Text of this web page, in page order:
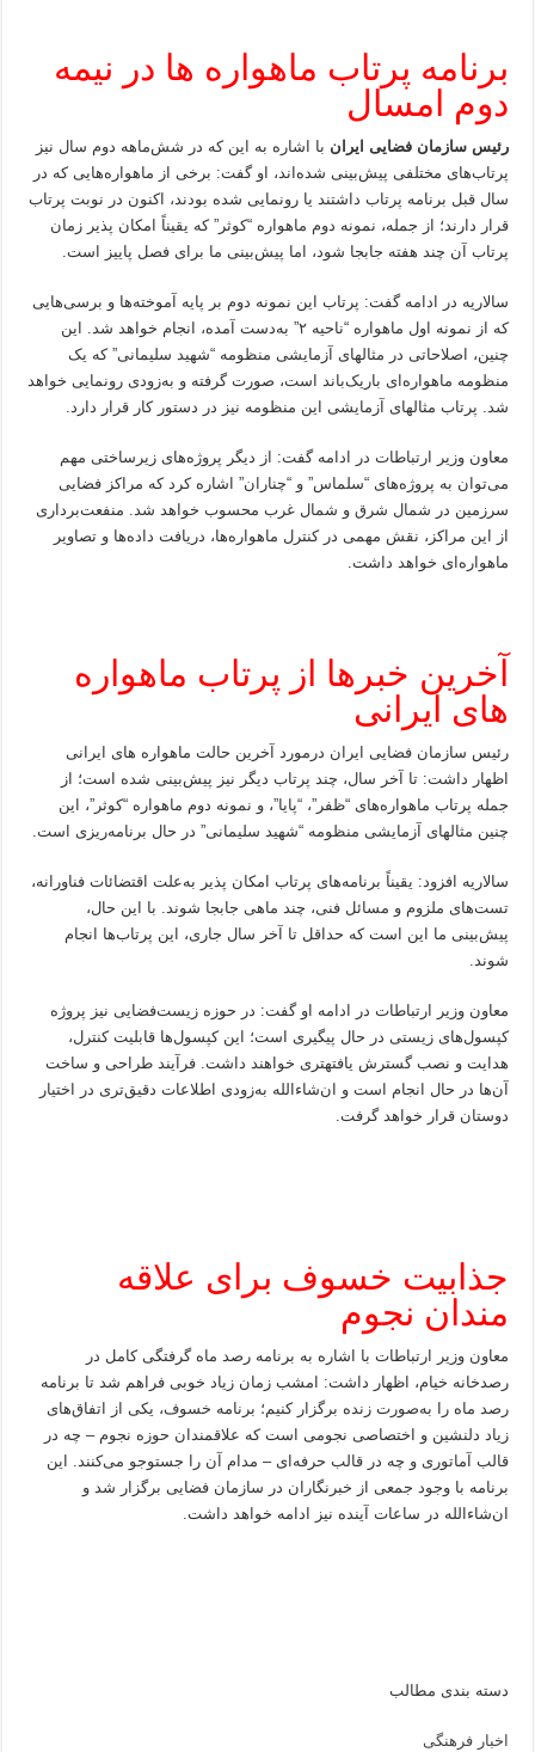
برنامه پرتاب ماهواره ها در نیمه
دوم امسال
رئیس سازمان فضایی ایران با اشاره به این که در شش‌ماهه دوم سال نیز
پرتاب‌های مختلفی پیش‌بینی شده‌اند، او گفت: برخی از ماهواره‌هایی که در
سال قبل برنامه پرتاب داشتند یا رونمایی شده بودند، اکنون در نوبت پرتاب
قرار دارند؛ از جمله، نمونه دوم ماهواره “کوثر” که یقیناً امکان پذیر زمان
پرتاب آن چند هفته جابجا شود، اما پیش‌بینی ما برای فصل پاییز است.
سالاریه در ادامه گفت: پرتاب این نمونه دوم بر پایه آموخته‌ها و برسی‌هایی
که از نمونه اول ماهواره “ناحیه ۲” به‌دست آمده، انجام خواهد شد. این
چنین، اصلاحاتی در مثالهای آزمایشی منظومه “شهید سلیمانی” که یک
منظومه ماهواره‌ای باریک‌باند است، صورت گرفته و به‌زودی رونمایی خواهد
شد. پرتاب مثالهای آزمایشی این منظومه نیز در دستور کار قرار دارد.
معاون وزیر ارتباطات در ادامه گفت: از دیگر پروژه‌های زیرساختی مهم
می‌توان به پروژه‌های “سلماس” و “چناران” اشاره کرد که مراکز فضایی
سرزمین در شمال شرق و شمال غرب محسوب خواهد شد. منفعت‌برداری
از این مراکز، نقش مهمی در کنترل ماهواره‌ها، دریافت داده‌ها و تصاویر
ماهواره‌ای خواهد داشت.
آخرین خبرها از پرتاب ماهواره
های ایرانی
رئیس سازمان فضایی ایران درمورد آخرین حالت ماهواره های ایرانی
اظهار داشت: تا آخر سال، چند پرتاب دیگر نیز پیش‌بینی شده است؛ از
جمله پرتاب ماهواره‌های “ظفر”، “پایا”، و نمونه دوم ماهواره “کوثر”، این
چنین مثالهای آزمایشی منظومه “شهید سلیمانی” در حال برنامه‌ریزی است.
سالاریه افزود: یقیناً برنامه‌های پرتاب امکان پذیر به‌علت اقتضائات فناورانه،
تست‌های ملزوم و مسائل فنی، چند ماهی جابجا شوند. با این حال،
پیش‌بینی ما این است که حداقل تا آخر سال جاری، این پرتاب‌ها انجام
شوند.
معاون وزیر ارتباطات در ادامه او گفت: در حوزه زیست‌فضایی نیز پروژه
کپسول‌های زیستی در حال پیگیری است؛ این کپسول‌ها قابلیت کنترل،
هدایت و نصب گسترش یافتهتری خواهند داشت. فرآیند طراحی و ساخت
آن‌ها در حال انجام است و ان‌شاءالله به‌زودی اطلاعات دقیق‌تری در اختیار
دوستان قرار خواهد گرفت.
جذابیت خسوف برای علاقه
مندان نجوم
معاون وزیر ارتباطات با اشاره به برنامه رصد ماه گرفتگی کامل در
رصدخانه خیام، اظهار داشت: امشب زمان زیاد خوبی فراهم شد تا برنامه
رصد ماه را به‌صورت زنده برگزار کنیم؛ برنامه خسوف، یکی از اتفاق‌های
زیاد دلنشین و اختصاصی نجومی است که علاقمندان حوزه نجوم – چه در
قالب آماتوری و چه در قالب حرفه‌ای – مدام آن را جستوجو می‌کنند. این
برنامه با وجود جمعی از خبرنگاران در سازمان فضایی برگزار شد و
ان‌شاءالله در ساعات آینده نیز ادامه خواهد داشت.
دسته بندی مطالب
اخبار فرهنگی